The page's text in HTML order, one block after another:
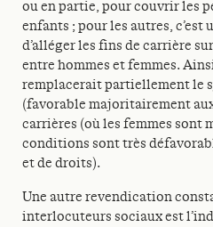
ou en partie, pour couvrir les
enfants ; pour les autres, c’est
d’alléger les fins de carrière
entre hommes et femmes.
remplacerait partiellement le
(favorable majoritairement
carrières (où les femmes sont
conditions sont très
et de droits).
Une autre revendication
interlocuteurs sociaux est